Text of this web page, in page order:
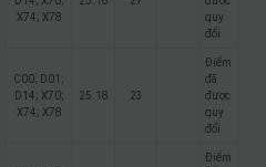
X74; X78
quy
đổi
C00; D01;
D14; X70;
X74; X78
25.18 23
Điểm
đã
được
quy
đổi
Điểm